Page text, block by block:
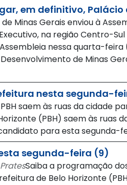
em definitivo,
Minas Gerais enviou à
na região Centro-
nessa quarta-
de Minas
nesta segunda-
saem às ruas da cidade
(PBH) saem às ruas
para esta segunda-
segunda-feira (9)
Saiba a programação
de Belo Horizonte